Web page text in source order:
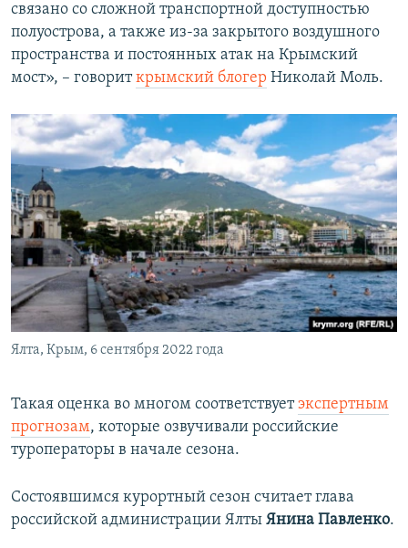
связано со сложной транспортной доступностью
полуострова, а также из-за закрытого воздушного
пространства и постоянных атак на Крымский
мост», – говориткрымский блогер Николай Моль.
Ялта, Крым, 6 сентября 2022 года
Такая оценка во многом соответствуетэкспертным
прогнозам, которые озвучивали российские
туроператоры в начале сезона.
Состоявшимся курортный сезон считает глава
российской администрации Ялты Янина Павленко.